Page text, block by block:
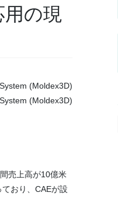
用の現
(Moldex3D)
(Moldex3D)
売上高が10億米
おり、CAEが設